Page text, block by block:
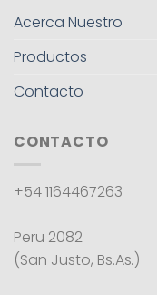
Acerca Nuestro
Productos
Contacto
CONTACTO
+54 1164467263
Peru 2082
(San Justo, Bs.As.)